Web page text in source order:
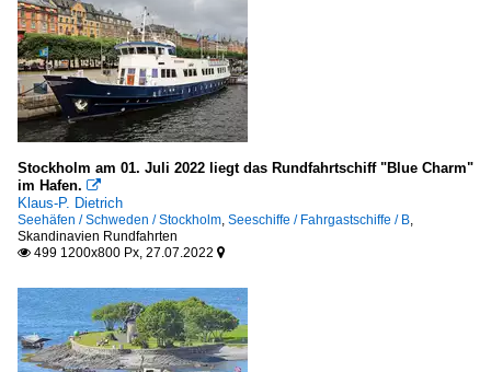
Stockholm am 01. Juli 2022 liegt das Rundfahrtschiff "Blue Charm"
im Hafen. 
Klaus-P. Dietrich
Seehäfen / Schweden / Stockholm, Seeschiffe / Fahrgastschiffe / B,
Skandinavien Rundfahrten
 499 1200x800 Px, 27.07.2022 